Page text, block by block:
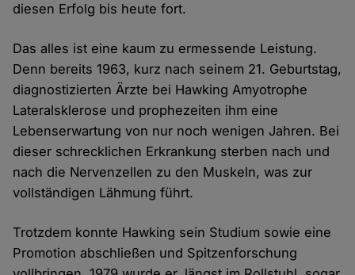
diesen Erfolg bis heute fort.
Das alles ist eine kaum zu ermessende Leistung.
Denn bereits 1963, kurz nach seinem 21. Geburtstag,
diagnostizierten Ärzte bei Hawking Amyotrophe
Lateralsklerose und prophezeiten ihm eine
Lebenserwartung von nur noch wenigen Jahren. Bei
dieser schrecklichen Erkrankung sterben nach und
nach die Nervenzellen zu den Muskeln, was zur
vollständigen Lähmung führt.
Trotzdem konnte Hawking sein Studium sowie eine
Promotion abschließen und Spitzenforschung